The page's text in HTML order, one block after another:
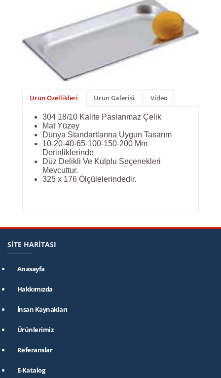
Ürün Özellikleri Ürün Galerisi Video
304 18/10 Kalite Paslanmaz Çelik
Mat Yüzey
Dünya Standartlarına Uygun Tasarım
10-20-40-65-100-150-200 Mm
Derinliklerinde
Düz Delikli Ve Kulplu Seçenekleri
Mevcuttur.
325 x 176 Ölçülelerindedir.
SİTE HARİTASI
Anasayfa
Hakkımızda
İnsan Kaynakları
Ürünlerimiz
Referanslar
E-Katalog